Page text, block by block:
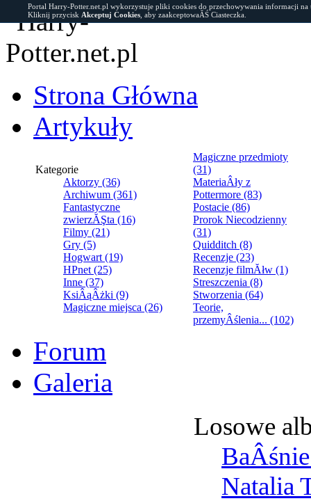
Strona Główna
Artykuły
Kategorie
Aktorzy (36)
Archiwum (361)
Fantastyczne
zwierzĂŞta (16)
Filmy (21)
Gry (5)
Hogwart (19)
HPnet (25)
Inne (37)
KsiÂąÂżki (9)
Magiczne miejsca (26)
Magiczne przedmioty
(31)
MateriaÂły z
Pottermore (83)
Postacie (86)
Prorok Niecodzienny
(31)
Quidditch (8)
Recenzje (23)
Recenzje filmĂłw (1)
Streszczenia (8)
Stworzenia (64)
Teorie,
przemyÂślenia... (102)
Forum
Galeria
Losowe
Natalia
Portal Harry-Potter.net.pl wykorzystuje pliki cookies do przechowywania informacji
Kliknij przycisk Akceptuj Cookies , aby zaakceptowaĂŚ Ciasteczka.